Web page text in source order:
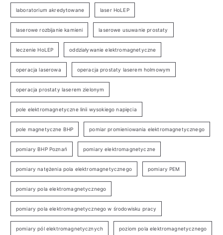
laboratorium akredytowane laser HoLEP
laserowe rozbijanie kamieni laserowe usuwanie prostaty
leczenie HoLEP oddziaływanie elektromagnetyczne
operacja laserowa operacja prostaty laserem holmowym
operacja prostaty laserem zielonym
pole elektromagnetyczne linii wysokiego napięcia
pole magnetyczne BHP pomiar promieniowania elektromagnetycznego
pomiary BHP Poznań pomiary elektromagnetyczne
pomiary natężenia pola elektromagnetycznego pomiary PEM
pomiary pola elektromagnetycznego
pomiary pola elektromagnetycznego w środowisku pracy
pomiary pól elektromagnetycznych poziom pola elektromagnetycznego